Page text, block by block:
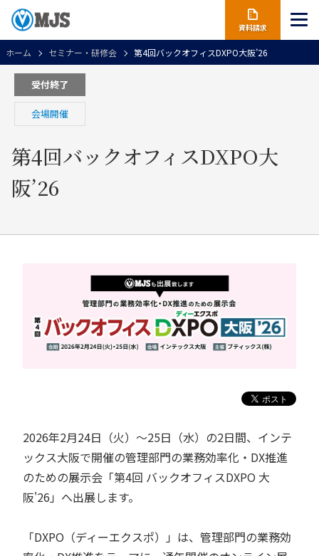
資料請求
ホーム セミナー・研修会 第4回バックオフィスDXPO大阪’26
受付終了
会場開催
第4回バックオフィスDXPO大
阪’26
2026年2月24日（火）～25日（水）の2日間、インテ
ックス大阪で開催の管理部門の業務効率化・DX推進
のための展示会「第4回 バックオフィスDXPO 大
阪'26」へ出展します。
「DXPO（ディーエクスポ）」は、管理部門の業務効